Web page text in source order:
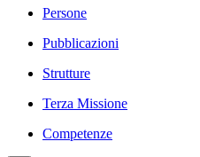
Persone
Pubblicazioni
Strutture
Terza Missione
Competenze